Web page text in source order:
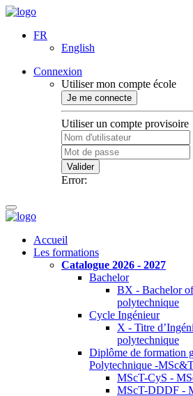
FR
English
Connexion
Utiliser mon compte école
Je me connecte
Utiliser un compte provisoire
Valider
Error:
Accueil
Les formations
Catalogue 2026 - 2027
Bachelor
BX - Bachelor
polytechnique
Cycle Ingénieur
X - Titre
polytechnique
Diplôme de formation
Polytechnique -
MScT-CyS -
MScT-DDDF -